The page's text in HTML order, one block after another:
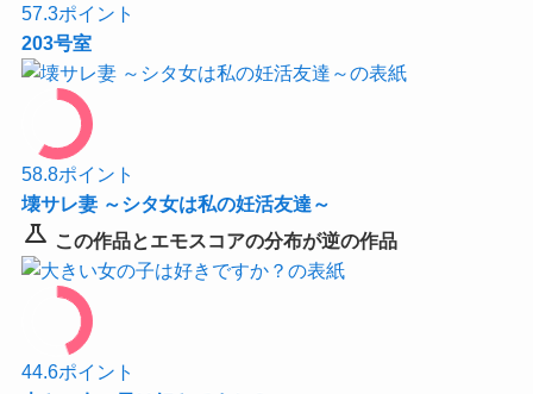
57.3ポイント
203号室
58.8ポイント
壊サレ妻 ～シタ女は私の妊活友達～
science この作品とエモスコアの分布が逆の作品
44.6ポイント